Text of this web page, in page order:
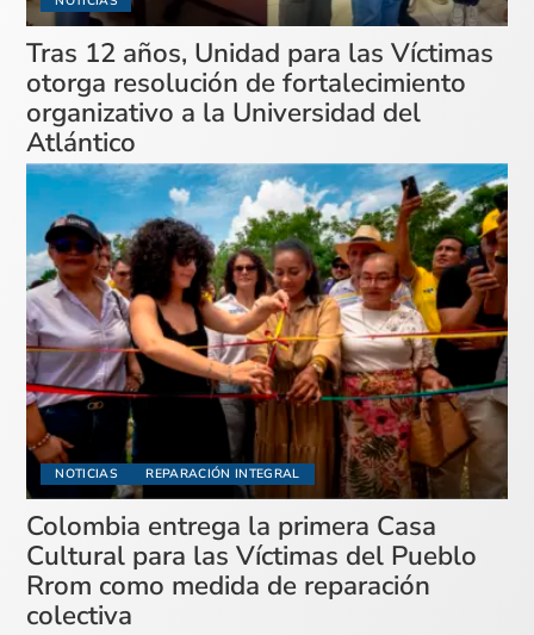
Tras 12 años, Unidad para las Víctimas
otorga resolución de fortalecimiento
organizativo a la Universidad del
Atlántico
NOTICIAS REPARACIÓN INTEGRAL
Colombia entrega la primera Casa
Cultural para las Víctimas del Pueblo
Rrom como medida de reparación
colectiva